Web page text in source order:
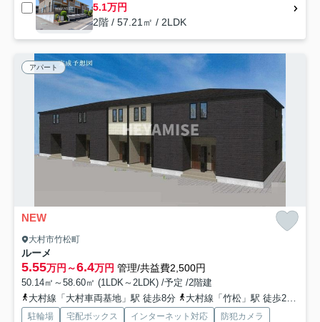
5.1万円
2階 / 57.21㎡ / 2LDK
アパート
NEW
大村市竹松町
ルーメ
5.55万円～6.4万円 管理/共益費2,500円
50.14㎡～58.60㎡ (1LDK～2LDK) /予定 /2階建
大村線「大村車両基地」駅 徒歩8分
大村線「竹松」駅 徒歩24分
駐輪場 宅配ボックス インターネット対応
防犯カメラ